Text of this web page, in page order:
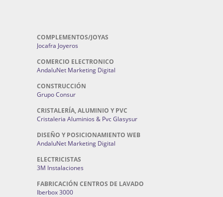
COMPLEMENTOS/JOYAS
Jocafra Joyeros
COMERCIO ELECTRONICO
AndaluNet Marketing Digital
CONSTRUCCIÓN
Grupo Consur
CRISTALERÍA, ALUMINIO Y PVC
Cristaleria Aluminios & Pvc Glasysur
DISEÑO Y POSICIONAMIENTO WEB
AndaluNet Marketing Digital
ELECTRICISTAS
3M Instalaciones
FABRICACIÓN CENTROS DE LAVADO
Iberbox 3000